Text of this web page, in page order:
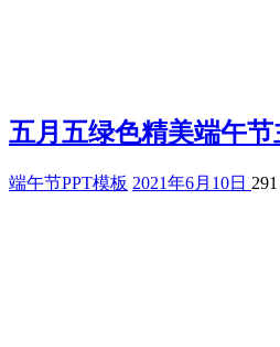
五月五绿色精美端午
端午节PPT模板 2021年6月10日 291